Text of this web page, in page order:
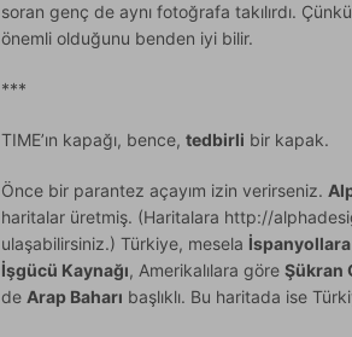
soran genç de aynı fotoğrafa takılırdı.
önemli olduğunu benden iyi bilir.
***
TIME’ın kapağı, bence, tedbirli bir kapak.
Önce bir parantez açayım izin verirseniz.
haritalar üretmiş. (Haritalara http://
ulaşabilirsiniz.) Türkiye, mesela
İşgücü Kaynağı, Amerikalılara göre Şükran
de Arap Baharı başlıklı. Bu haritada ise